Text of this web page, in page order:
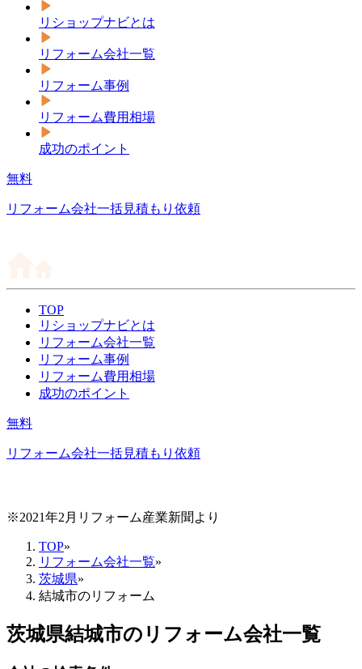
リショップナビとは
リフォーム会社一覧
リフォーム事例
リフォーム費用相場
成功のポイント
無料
リフォーム会社一括見積もり依頼
TOP
リショップナビとは
リフォーム会社一覧
リフォーム事例
リフォーム費用相場
成功のポイント
無料
リフォーム会社一括見積もり依頼
※2021年2月リフォーム産業新聞より
TOP»
リフォーム会社一覧»
茨城県»
結城市のリフォーム
茨城県結城市のリフォーム会社一覧